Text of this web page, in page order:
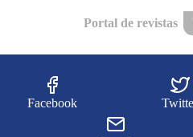
Portal de revistas
Facebook